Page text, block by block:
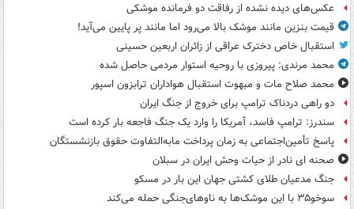
عکس‌های دیده نشده از رفاقت دو فرمانده‌ موشکی
قیمت بنزین مانند موشک بالا می‌رود اما مانند پر پایین می‌آید!
استقبال خاص دخترک عراقی از زائران اربعین حسینی
محمد مرندی: پیروزی با روحیه استوار مردمی حاصل شده
محمد صلاح مات و مبهوت استقبال هواداران ترابزون اسپور
دو راهی دردناک ترامپ برای خروج از جنگ ایران
سندرز: ترامپ فاسد، آمریکا را وارد یک جنگ فاجعه بار کرده است
پاسخ تأمین‌اجتماعی به زمان پرداخت مابه‌التفاوت حقوق بازنشستگان
صحنه ای نادر از حیات وحش ایران در سبلان
جنگ مدعیان طلای کشتی جهان این بار در مسکو
سوخو۳۵ با این موشک‌ها به ناوهای‌جنگی حمله می‌کند